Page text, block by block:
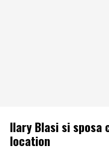
Ilary Blasi si sposa
location